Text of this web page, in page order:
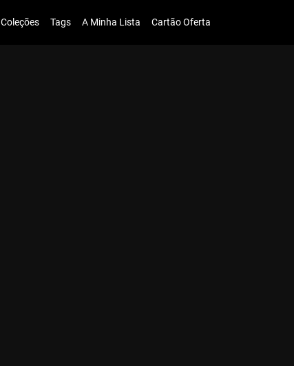
Coleções Tags A Minha Lista Cartão Oferta